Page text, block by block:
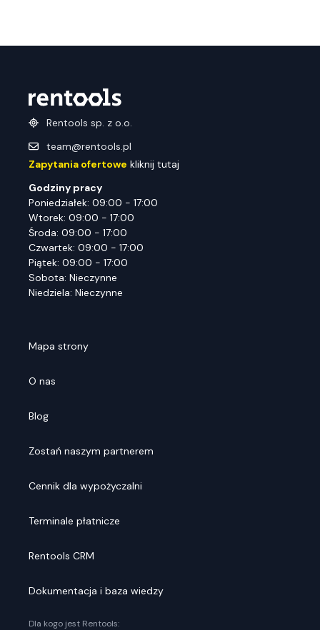
Rentools sp. z o.o.
team@rentools.pl
Zapytania ofertowe kliknij tutaj
Godziny pracy
Poniedziałek: 09:00 - 17:00
Wtorek: 09:00 - 17:00
Środa: 09:00 - 17:00
Czwartek: 09:00 - 17:00
Piątek: 09:00 - 17:00
Sobota: Nieczynne
Niedziela: Nieczynne
Mapa strony
O nas
Blog
Zostań naszym partnerem
Cennik dla wypożyczalni
Terminale płatnicze
Rentools CRM
Dokumentacja i baza wiedzy
Dla kogo jest Rentools: